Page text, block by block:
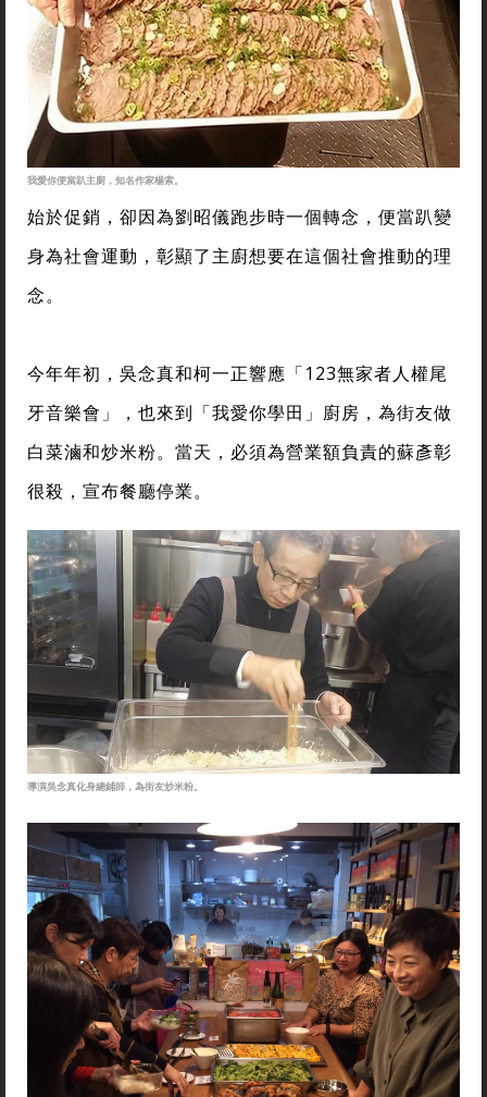
我愛你便當趴主廚，知名作家楊索。
始於促銷，卻因為劉昭儀跑步時一個轉念，便當趴變
身為社會運動，彰顯了主廚想要在這個社會推動的理
念。
今年年初，吳念真和柯一正響應「123無家者人權尾
牙音樂會」，也來到「我愛你學田」廚房，為街友做
白菜滷和炒米粉。當天，必須為營業額負責的蘇彥彰
很殺，宣布餐廳停業。
導演吳念真化身總鋪師，為街友炒米粉。